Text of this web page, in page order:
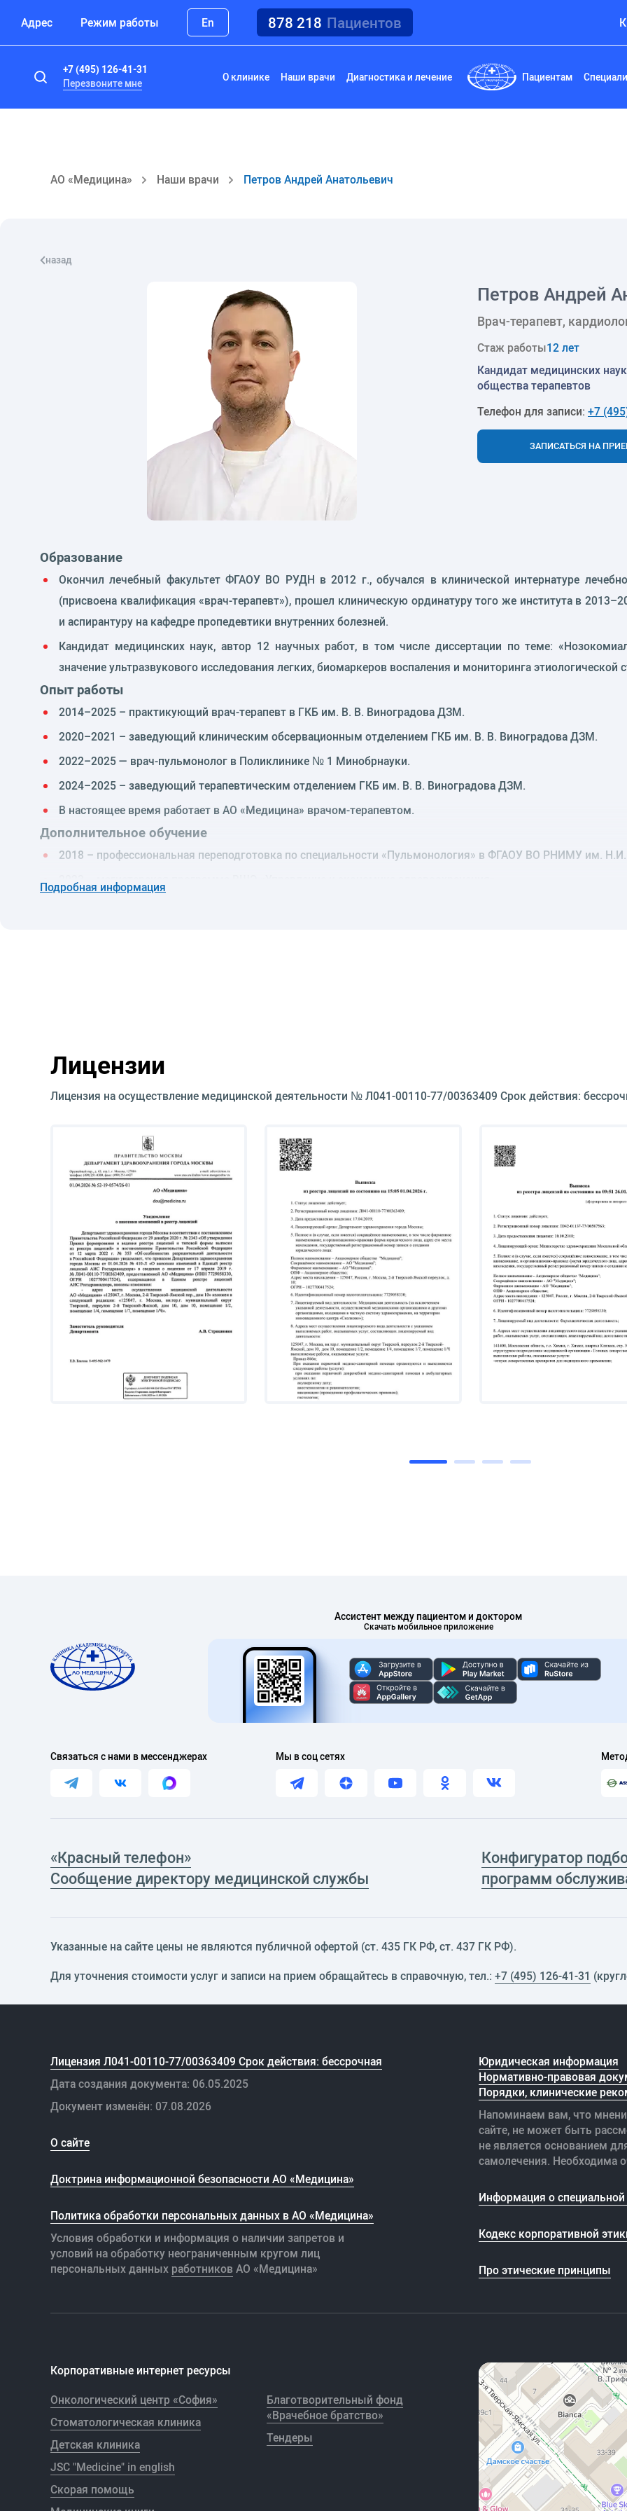
Адрес Режим работы En 878 218 Пациентов
+7 (495) 126-41-31
Перезвоните мне
О клинике Наши врачи Диагностика и лечение Пациентам
АО «Медицина» Наши врачи Петров Андрей Анатольевич
назад
Петров Андрей
Врач-терапевт,
Стаж работы12 лет
Кандидат медицинских
общества терапевтов
Телефон для записи: +7
ЗАПИСАТЬСЯ НА
Образование
Окончил лечебный факультет ФГАОУ ВО РУДН в 2012 г., обучался в клинической интернатуре
(присвоена квалификация «врач-терапевт»), прошел клиническую ординатуру того же института в
и аспирантуру на кафедре пропедевтики внутренних болезней.
Кандидат медицинских наук, автор 12 научных работ, в том числе диссертации по теме:
значение ультразвукового исследования легких, биомаркеров воспаления и мониторинга
Опыт работы
2014–2025 – практикующий врач-терапевт в ГКБ им. В. В. Виноградова ДЗМ.
2020–2021 – заведующий клиническим обсервационным отделением ГКБ им. В. В. Виноградова ДЗМ.
2022–2025 — врач-пульмонолог в Поликлинике № 1 Минобрнауки.
2024–2025 – заведующий терапевтическим отделением ГКБ им. В. В. Виноградова ДЗМ.
В настоящее время работает в АО «Медицина» врачом-терапевтом.
Дополнительное обучение
2018 – профессиональная переподготовка по специальности «Пульмонология» в ФГАОУ ВО РНИМУ им.
2023 – магистерская программа ВШЭ «Управление и экономика здравоохранения».
Подробная информация
Лицензии
Лицензия на осуществление медицинской деятельности № Л041-00110-77/00363409 Срок действия:
Ассистент между пациентом и доктором
Скачать мобильное приложение
Связаться с нами в мессенджерах Мы в соц сетях
«Красный телефон»
Сообщение директору медицинской службы
Конфигуратор
программ
Указанные на сайте цены не являются публичной офертой (ст. 435 ГК РФ, cт. 437 ГК РФ).
Для уточнения стоимости услуг и записи на прием обращайтесь в справочную, тел.: +7 (495) 126-41-31
Лицензия Л041-00110-77/00363409 Срок действия: бессрочная
Дата создания документа: 06.05.2025
Документ изменён: 07.08.2026
О сайте
Доктрина информационной безопасности АО «Медицина»
Политика обработки персональных данных в АО «Медицина»
Условия обработки и информация о наличии запретов и
условий на обработку неограниченным кругом лиц
персональных данных работниковАО «Медицина»
Юридическая информация
Нормативно-правовая
Порядки, клинические
Напоминаем вам, что
сайте, не может быть
не является основанием
самолечения. Необходима
Информация о
Кодекс корпоративной
Про этические принципы
Корпоративные интернет ресурсы
Онкологический центр «София»
Стоматологическая клиника
Детская клиника
JSC "Medicine" in english
Скорая помощь
Благотворительный фонд
«Врачебное братство»
Тендеры